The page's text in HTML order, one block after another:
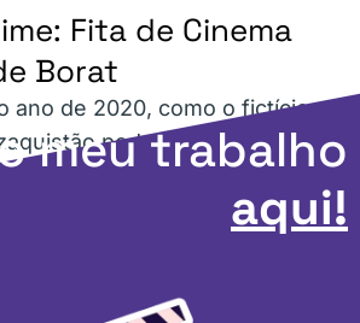
Fita de Cinema
Borat
ano de 2020, como o fictício
poderia nos chocar?
meu trabalho
aqui!